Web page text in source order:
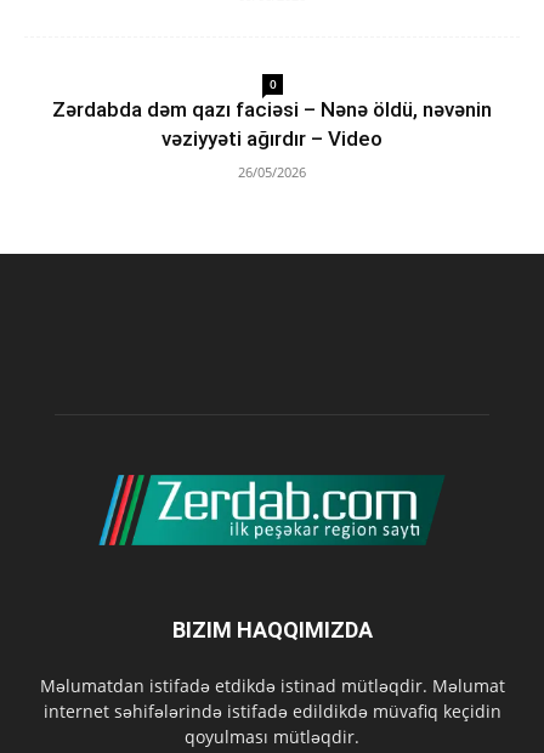
0
Zərdabda dəm qazı faciəsi – Nənə öldü, nəvənin
vəziyyəti ağırdır – Video
26/05/2026
BIZIM HAQQIMIZDA
Məlumatdan istifadə etdikdə istinad mütləqdir. Məlumat
internet səhifələrində istifadə edildikdə müvafiq keçidin
qoyulması mütləqdir.